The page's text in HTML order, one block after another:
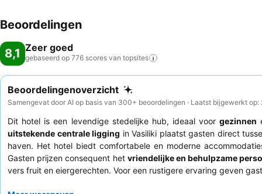
Beoordelingen
8,1 Zeer goed
gebaseerd op 776 scores van topsites
Beoordelingenoverzicht
Samengevat door AI op basis van 300+ beoordelingen · Laatst bijgewerkt
Dit hotel is een levendige stedelijke hub, ideaal voorgezinnen
uitstekende centrale ligging in Vasiliki plaatst gasten direct
haven. Het hotel biedt comfortabele en moderne
Gasten prijzen consequent het vriendelijke en behulpzame
vers fruit en eiergerechten. Voor een rustigere ervaring geven